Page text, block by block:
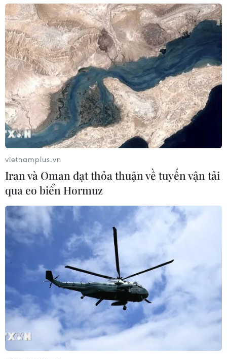
vietnamplus.vn
Iran và Oman đạt thỏa thuận về tuyến vận tải
qua eo biển Hormuz